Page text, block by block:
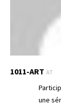
1011-ART AT
une